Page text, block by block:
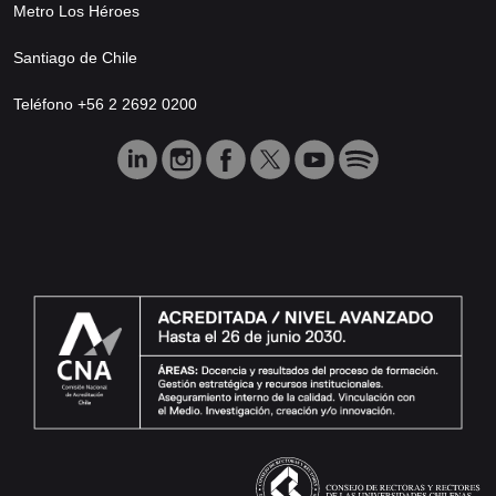
Metro Los Héroes
Santiago de Chile
Teléfono +56 2 2692 0200